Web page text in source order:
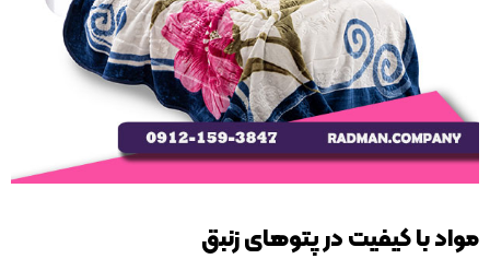
مواد با کیفیت در پتوهای زنبق